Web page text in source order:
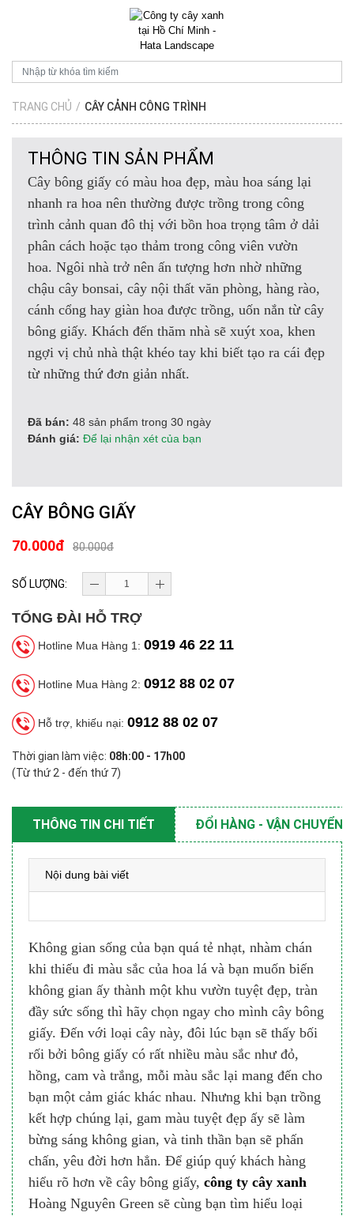
TRANG CHỦ / CÂY CẢNH CÔNG TRÌNH
THÔNG TIN SẢN PHẨM
Cây bông giấy có màu hoa đẹp, màu hoa sáng lại
nhanh ra hoa nên thường được trồng trong công
trình cảnh quan đô thị với bồn hoa trọng tâm ở dải
phân cách hoặc tạo thảm trong công viên vườn
hoa. Ngôi nhà trở nên ấn tượng hơn nhờ những
chậu cây bonsai, cây nội thất văn phòng, hàng rào,
cánh cổng hay giàn hoa được trồng, uốn nắn từ cây
bông giấy. Khách đến thăm nhà sẽ xuýt xoa, khen
ngợi vị chủ nhà thật khéo tay khi biết tạo ra cái đẹp
từ những thứ đơn giản nhất.
Đã bán: 48 sản phẩm trong 30 ngày
Đánh giá: Để lại nhận xét của bạn
CÂY BÔNG GIẤY
70.000đ 80.000đ
SỐ LƯỢNG:
TỔNG ĐÀI HỖ TRỢ
Hotline Mua Hàng 1: 0919 46 22 11
Hotline Mua Hàng 2: 0912 88 02 07
Hỗ trợ, khiếu nại: 0912 88 02 07
Thời gian làm việc: 08h:00 - 17h00
(Từ thứ 2 - đến thứ 7)
THÔNG TIN CHI TIẾT ĐỔI HÀNG - VẬN CHUYỂN
Nội dung bài viết
Không gian sống của bạn quá tẻ nhạt, nhàm chán
khi thiếu đi màu sắc của hoa lá và bạn muốn biến
không gian ấy thành một khu vườn tuyệt đẹp, tràn
đầy sức sống thì hãy chọn ngay cho mình cây bông
giấy. Đến với loại cây này, đôi lúc bạn sẽ thấy bối
rối bởi bông giấy có rất nhiều màu sắc như đỏ,
hồng, cam và trắng, mỗi màu sắc lại mang đến cho
bạn một cảm giác khác nhau. Nhưng khi bạn trồng
kết hợp chúng lại, gam màu tuyệt đẹp ấy sẽ làm
bừng sáng không gian, và tinh thần bạn sẽ phấn
chấn, yêu đời hơn hẳn. Để giúp quý khách hàng
hiểu rõ hơn về cây bông giấy, công ty cây xanh
Hoàng Nguyên Green sẽ cùng bạn tìm hiểu loại